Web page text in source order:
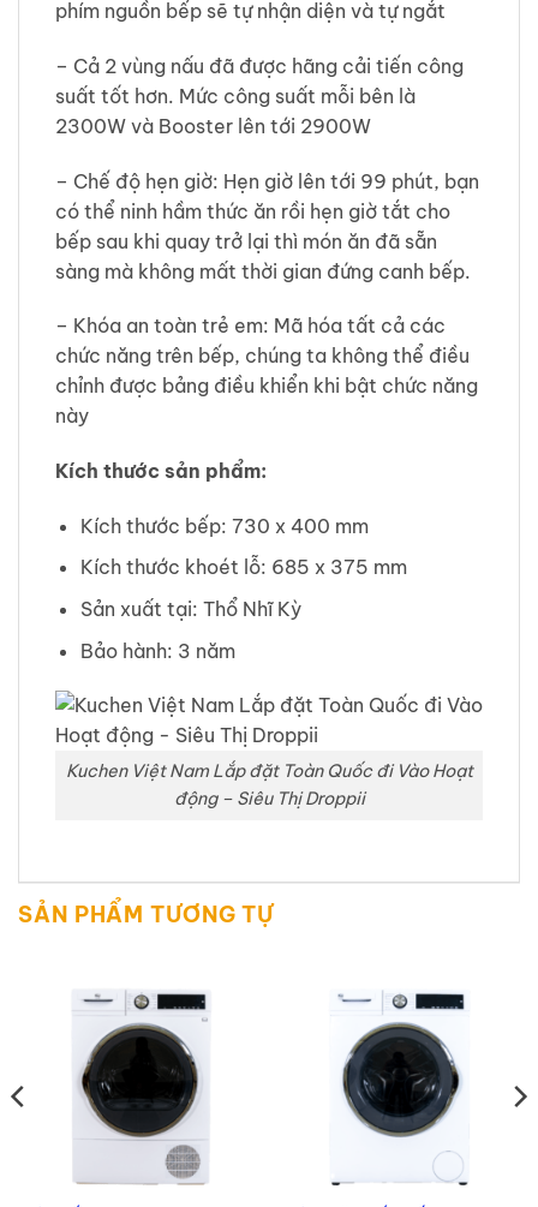
phím nguồn bếp sẽ tự nhận diện và tự ngắt
– Cả 2 vùng nấu đã được hãng cải tiến công
suất tốt hơn. Mức công suất mỗi bên là
2300W và Booster lên tới 2900W
– Chế độ hẹn giờ: Hẹn giờ lên tới 99 phút, bạn
có thể ninh hầm thức ăn rồi hẹn giờ tắt cho
bếp sau khi quay trở lại thì món ăn đã sẵn
sàng mà không mất thời gian đứng canh bếp.
– Khóa an toàn trẻ em: Mã hóa tất cả các
chức năng trên bếp, chúng ta không thể điều
chỉnh được bảng điều khiển khi bật chức năng
này
Kích thước sản phẩm:
Kích thước bếp: 730 x 400 mm
Kích thước khoét lỗ: 685 x 375 mm
Sản xuất tại: Thổ Nhĩ Kỳ
Bảo hành: 3 năm
Kuchen Việt Nam Lắp đặt Toàn Quốc đi Vào Hoạt
động – Siêu Thị Droppii
SẢN PHẨM TƯƠNG TỰ